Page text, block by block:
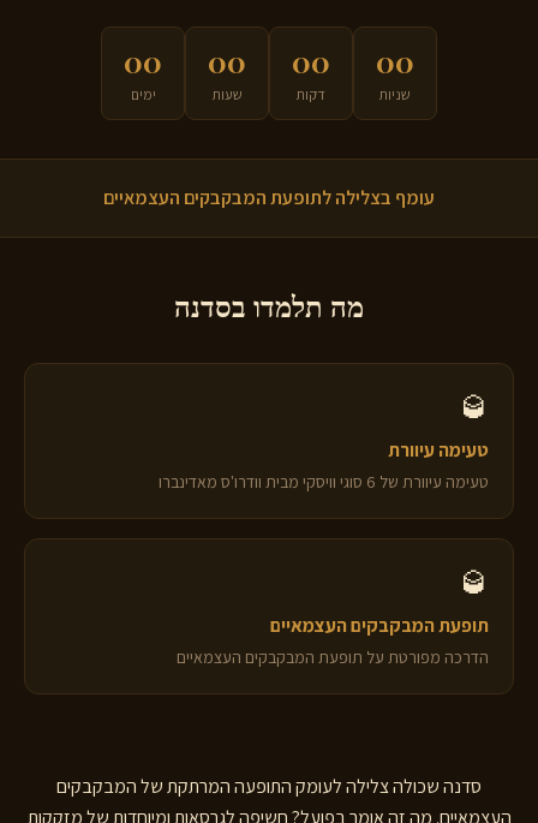
00
שניות
00
דקות
00
שעות
00
ימים
עומף בצלילה לתופעת המבקבקים העצמאיים
מה תלמדו בסדנה
🥃
טעימה עיוורת
טעימה עיוורת של 6 סוגי וויסקי מבית וודרו'ס מאדינברו
🥃
תופעת המבקבקים העצמאיים
הדרכה מפורטת על תופעת המבקבקים העצמאיים
סדנה שכולה צלילה לעומק התופעה המרתקת של המבקבקים
העצמאיים. מה זה אומר בפועל? חשיפה לגרסאות ומיוחדות של מזקקות